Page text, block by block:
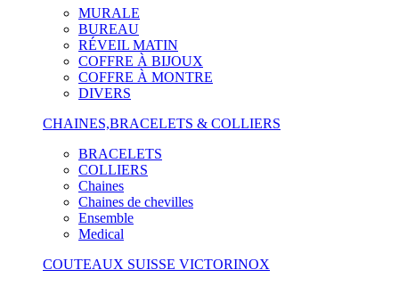
MURALE
BUREAU
RÉVEIL MATIN
COFFRE À BIJOUX
COFFRE À MONTRE
DIVERS
CHAINES,BRACELETS & COLLIERS
BRACELETS
COLLIERS
Chaines
Chaines de chevilles
Ensemble
Medical
COUTEAUX SUISSE VICTORINOX